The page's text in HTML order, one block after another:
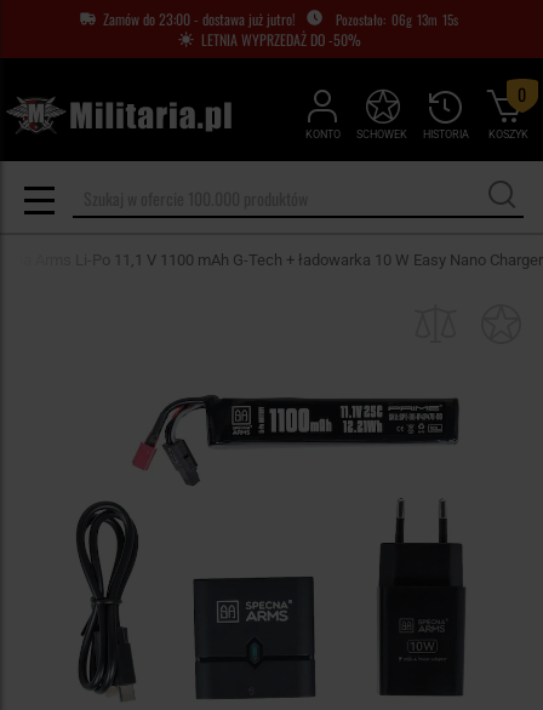
Zamów do 23:00 - dostawa już jutro! 06g 13m 14s
LETNIA WYPRZEDAŻ DO -50%
KONTO HISTORIA
SCHOWEK KOSZYK
0
Arms Li-Po 11,1 V 1100 mAh G-Tech + ładowarka 10 W Easy Nano Charger